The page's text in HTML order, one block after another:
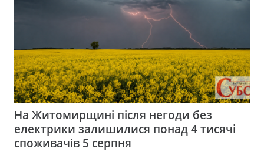
На Житомирщині після негоди без
електрики залишилися понад 4 тисячі
споживачів 5 серпня